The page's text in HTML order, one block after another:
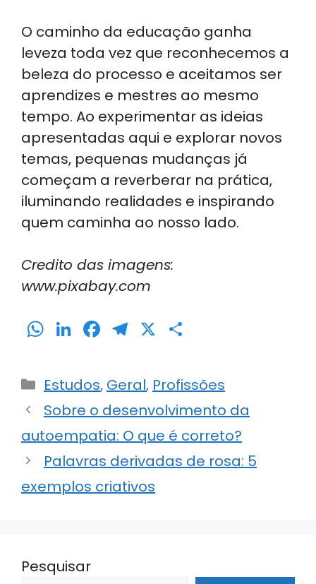
O caminho da educação ganha
leveza toda vez que reconhecemos a
beleza do processo e aceitamos ser
aprendizes e mestres ao mesmo
tempo. Ao experimentar as ideias
apresentadas aqui e explorar novos
temas, pequenas mudanças já
começam a reverberar na prática,
iluminando realidades e inspirando
quem caminha ao nosso lado.
Credito das imagens:
www.pixabay.com
W
a
ts
A
p
p
Li
k
e
dI
n
F
c
e
b
o
o
k
T
e
gr
a
m
X
ar
e
Categorias
Estudos, Geral, Profissões
Sobre o desenvolvimento da
autoempatia: O que é correto?
Palavras derivadas de rosa: 5
exemplos criativos
Pesquisar